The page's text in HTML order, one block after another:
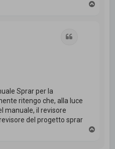
Sprar per la
ritengo che, alla luce
manuale, il revisore
del progetto sprar